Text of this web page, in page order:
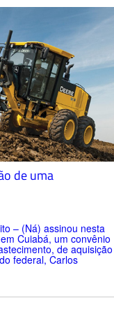
de uma
– (Ná) assinou nesta
Cuiabá, um convênio
de aquisição
federal, Carlos